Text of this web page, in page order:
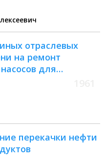
отраслевых
на ремонт
для
перекачки нефти